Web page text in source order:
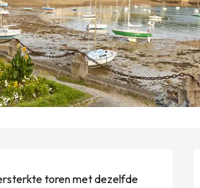
toren met dezelfde